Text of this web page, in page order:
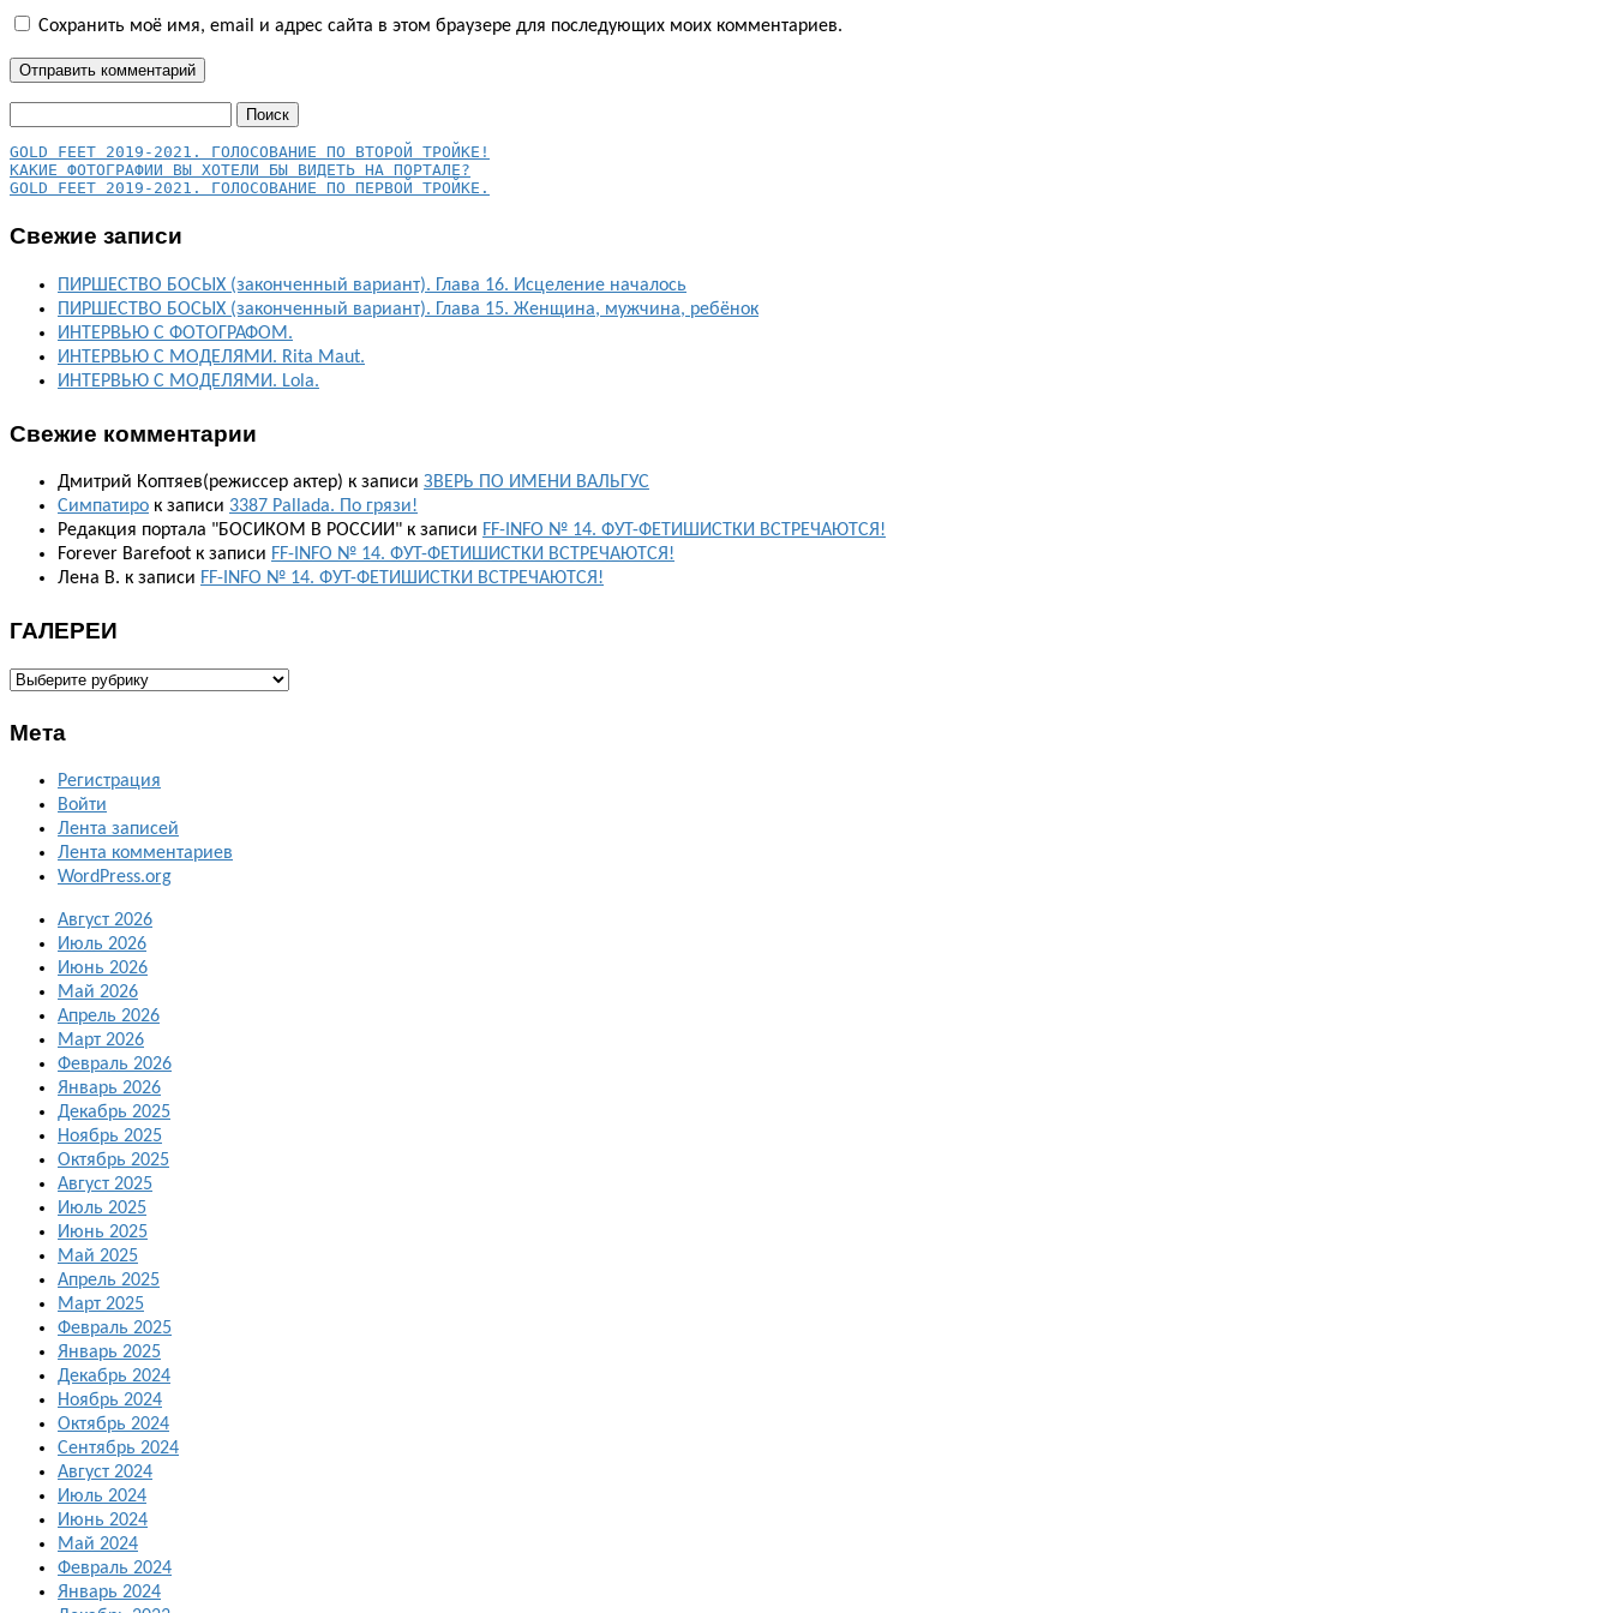
Сохранить моё имя, email и адрес сайта в этом браузере для последующих моих комментариев.
КАКИЕ ФОТОГРАФИИ ВЫ ХОТЕЛИ БЫ ВИДЕТЬ НА ПОРТАЛЕ?
GOLD FEET 2019-2021. ГОЛОСОВАНИЕ ПО ПЕРВОЙ ТРОЙКЕ.
Свежие записи
ПИРШЕСТВО БОСЫХ (законченный вариант). Глава 16. Исцеление началось
ПИРШЕСТВО БОСЫХ (законченный вариант). Глава 15. Женщина, мужчина, ребёнок
ИНТЕРВЬЮ С ФОТОГРАФОМ.
ИНТЕРВЬЮ С МОДЕЛЯМИ. Rita Maut.
ИНТЕРВЬЮ С МОДЕЛЯМИ. Lola.
Свежие комментарии
Дмитрий Коптяев(режиссер актер) к записи ЗВЕРЬ ПО ИМЕНИ ВАЛЬГУС
Симпатиро к записи 3387 Pallada. По грязи!
Редакция портала "БОСИКОМ В РОССИИ" к записи FF-INFO № 14. ФУТ-ФЕТИШИСТКИ ВСТРЕЧАЮТСЯ!
Forever Barefoot к записи FF-INFO № 14. ФУТ-ФЕТИШИСТКИ ВСТРЕЧАЮТСЯ!
Лена В. к записи FF-INFO № 14. ФУТ-ФЕТИШИСТКИ ВСТРЕЧАЮТСЯ!
ГАЛЕРЕИ
ГАЛЕРЕИ
Мета
Регистрация
Войти
Лента записей
Лента комментариев
WordPress.org
Август 2026
Июль 2026
Июнь 2026
Май 2026
Апрель 2026
Март 2026
Февраль 2026
Январь 2026
Декабрь 2025
Ноябрь 2025
Октябрь 2025
Август 2025
Июль 2025
Июнь 2025
Май 2025
Апрель 2025
Март 2025
Февраль 2025
Январь 2025
Декабрь 2024
Ноябрь 2024
Октябрь 2024
Сентябрь 2024
Август 2024
Июль 2024
Июнь 2024
Май 2024
Февраль 2024
Январь 2024